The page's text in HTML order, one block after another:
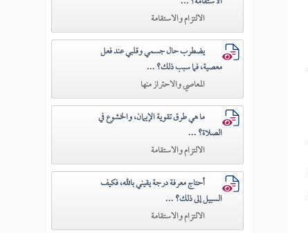
الالتزام والاستقامة
يضطرب حال جسمي وقلبي عند فعل
معصية، فما سبب ذلك؟ ...
المعاصي والاحتراز منها
ما هي طرق تقوية الإيمان، والخشوع في
الصلاة؟ ...
الالتزام والاستقامة
أحتاج معرفة درجة يقيني بالله، فكيف
السبيل إلى ذلك؟ ...
الالتزام والاستقامة